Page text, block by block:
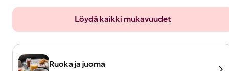
Löydä kaikki mukavuudet
Ruoka ja juoma